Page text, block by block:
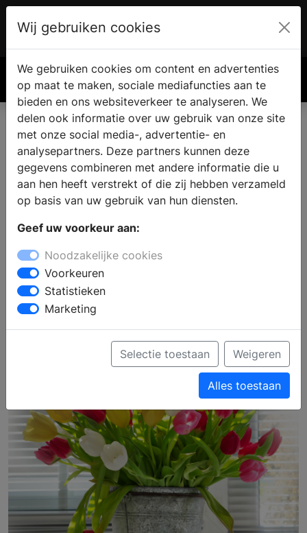
€ 0.00
3 tips om je huis
zomerklaar te maken
Wij gebruiken cookies
We gebruiken cookies om content en advertenties
op maat te maken, sociale mediafuncties aan te
bieden en ons websiteverkeer te analyseren. We
delen ook informatie over uw gebruik van onze site
met onze social media-, advertentie- en
analysepartners. Deze partners kunnen deze
gegevens combineren met andere informatie die u
aan hen heeft verstrekt of die zij hebben verzameld
op basis van uw gebruik van hun diensten.
Geef uw voorkeur aan:
Noodzakelijke cookies
Voorkeuren
Statistieken
Marketing
Selectie toestaan Weigeren
Alles toestaan